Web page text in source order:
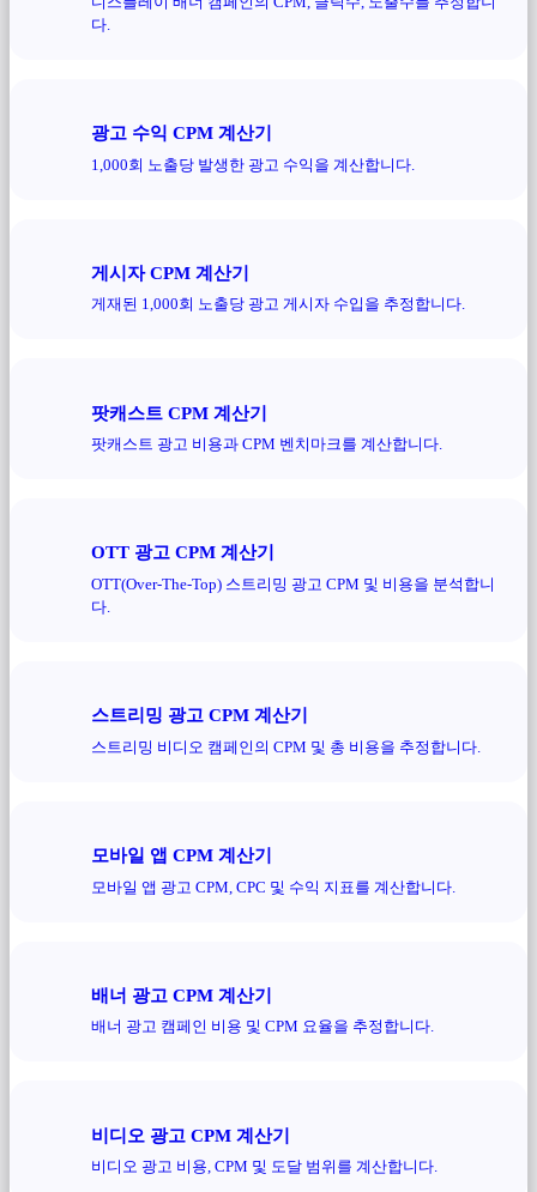
다.
광고 수익 CPM 계산기
1,000회 노출당 발생한 광고 수익을 계산합니다.
게시자 CPM 계산기
게재된 1,000회 노출당 광고 게시자 수입을 추정합니다.
팟캐스트 CPM 계산기
팟캐스트 광고 비용과 CPM 벤치마크를 계산합니다.
OTT 광고 CPM 계산기
OTT(Over-The-Top) 스트리밍 광고 CPM 및 비용을 분석합니
다.
스트리밍 광고 CPM 계산기
스트리밍 비디오 캠페인의 CPM 및 총 비용을 추정합니다.
모바일 앱 CPM 계산기
모바일 앱 광고 CPM, CPC 및 수익 지표를 계산합니다.
배너 광고 CPM 계산기
배너 광고 캠페인 비용 및 CPM 요율을 추정합니다.
비디오 광고 CPM 계산기
비디오 광고 비용, CPM 및 도달 범위를 계산합니다.